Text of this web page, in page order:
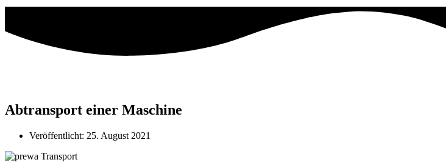
Abtransport einer Maschine
Veröffentlicht: 25. August 2021